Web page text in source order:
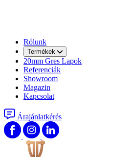
Rólunk
Termékek
20mm Gres Lapok
Referenciák
Showroom
Magazin
Kapcsolat
Árajánlatkérés